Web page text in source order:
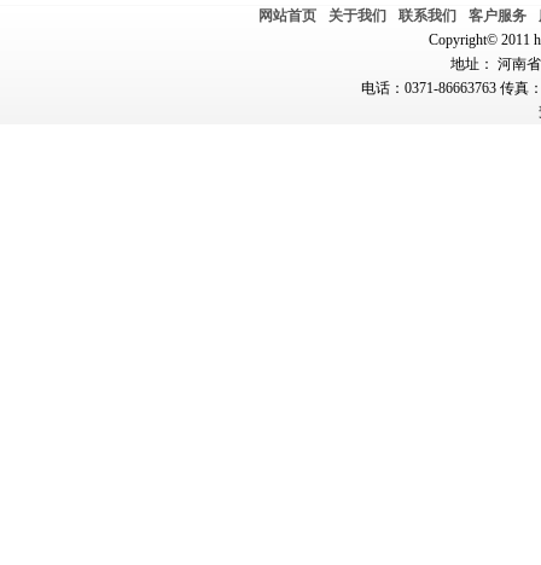
网站首页 关于我们 联系我们 客户服务
Copyright© 2011
地址： 河南
电话：0371-86663763 传真